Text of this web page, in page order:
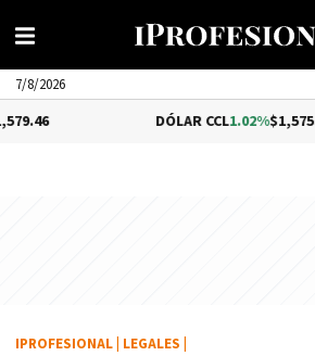
7/8/2026
1.02%$1,575.53
IPROFESIONAL LEGALES